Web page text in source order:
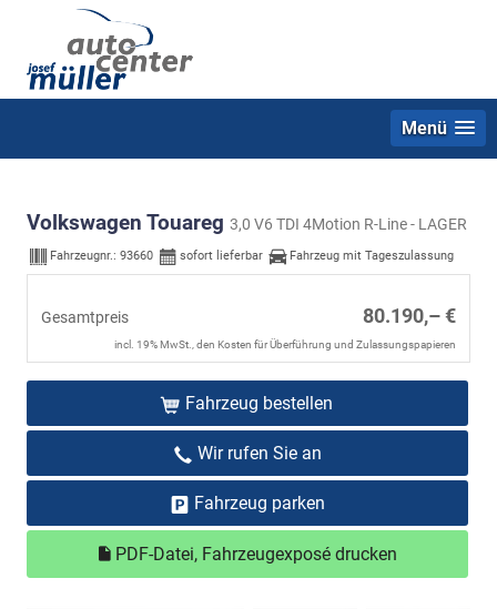
Menü
Volkswagen Touareg 3,0 V6 TDI 4Motion R-Line - LAGER
Fahrzeugnr.: 93660 sofort lieferbar Fahrzeug mit Tageszulassung
Gesamtpreis 80.190,– €
incl. 19% MwSt., den Kosten für Überführung und Zulassungspapieren
Fahrzeug bestellen
Wir rufen Sie an
Fahrzeug parken
PDF-Datei, Fahrzeugexposé drucken